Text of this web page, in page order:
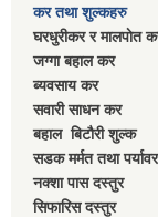
कर तथा शुल्कहरु
घरधुरीकर र मालपाेत
जग्गा बहाल कर
ब्यवसाय कर
सवारी साधन कर
बहाल बिटाैरी शुल्क
सडक मर्मत तथा
नक्शा पास दस्तुर
सिफारिस दस्तुर